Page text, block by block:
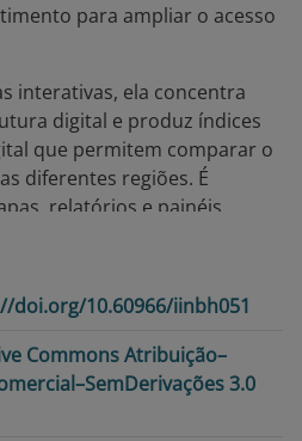
para ampliar o acesso
interativas, ela concentra
digital e produz índices
que permitem comparar o
diferentes regiões. É
relatórios e painéis
tendências da infraestrutura
públicas necessárias
de banda larga na América
de referência e leituras
apoia governos,
do desenvolvimento na
doi.org/10.60966/iinbh051
Commons Atribuição–
3.0